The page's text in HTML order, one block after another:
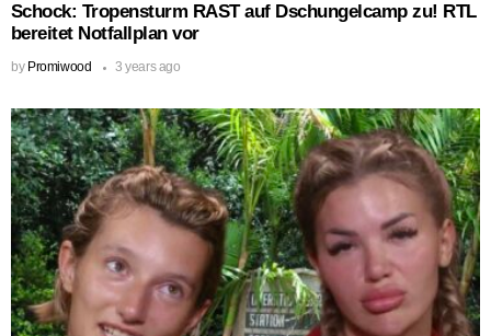
Schock: Tropensturm RAST auf Dschungelcamp zu! RTL
bereitet Notfallplan vor
by Promiwood 3 years ago